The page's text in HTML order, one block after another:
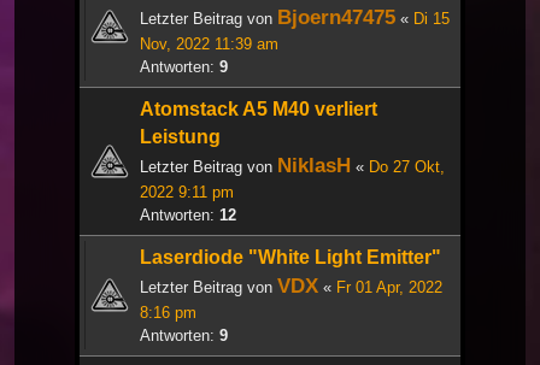
Letzter Beitrag von Bjoern47475 « Di 15
Nov, 2022 11:39 am
Antworten: 9
Atomstack A5 M40 verliert
Leistung
Letzter Beitrag von NiklasH « Do 27 Okt,
2022 9:11 pm
Antworten: 12
Laserdiode "White Light Emitter"
Letzter Beitrag von VDX « Fr 01 Apr, 2022
8:16 pm
Antworten: 9